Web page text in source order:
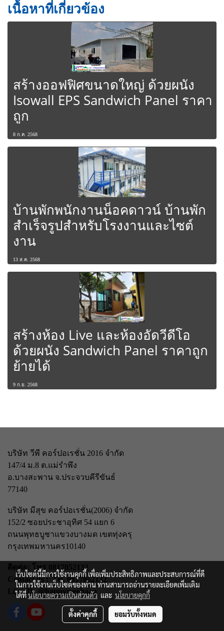
เนื้อหาที่เกี่ยวข้อง
สร้างออฟฟิศขนาดใหญ่ ด้วยผนัง
Isowall EPS Sandwich Panel ราคา
ถูก
8 ก.ค. 2568
บ้านพักพนักงานน็อคดาวน์ บ้านพัก
สำเร็จรูปสำหรับโรงงานและไซต์
งาน
13 ส.ค. 2568
สร้างห้อง Live และห้องอัดวีดีโอ
ด้วยผนัง Sandwich Panel ราคาถูก
ย้ายได้
9 ก.ย. 2568
บริษัท วีพี คอร์ปอเรชั่น 2016 จำกัด
147/4 ม.8 ต.แม่รำพึง
อ.บางสะพาน จ.ประจวบคีรีขันธ์
77140
บริษัท มีสุข คอร์ปอเรชั่น(2006) จำกัด
152/2 ซอยประชาอุทิศ 54 แยก 6
ถนนพุทธบูชาแขวงบางมด เขตทุ่งครุ
กรุงเทพมหานคร10140
ติดต่อ: โทร 0817052132
Contact us : Tel. 0817052132
Line iD: @happymeebaan
เว็บไซต์นี้มีการใช้งานคุกกี้ เพื่อเพิ่มประสิทธิภาพและประสบการณ์ที่ดี
ในการใช้งานเว็บไซต์ของท่าน ท่านสามารถอ่านรายละเอียดเพิ่มเติม
ได้ที่นโยบายความเป็นส่วนตัว และ นโยบายคุกกี้
ตั้งค่าคุกกี้ ยอมรับทั้งหมด